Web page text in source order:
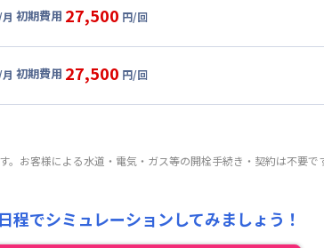
円/日)
(800円/日) (税抜)
(税抜)
初期費用 27,500 円/回
円/日)
(800円/日) (税抜)
初期費用 27,500 円/回
)
(800円/日) (税抜)
お客様による水道・電気・ガス等の開栓手続き・契約は不要で
程でシミュレーションしてみましょう！